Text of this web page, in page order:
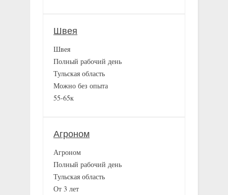
Швея
Швея
Полный рабочий день
Тульская область
Можно без опыта
55-65к
Агроном
Агроном
Полный рабочий день
Тульская область
От 3 лет